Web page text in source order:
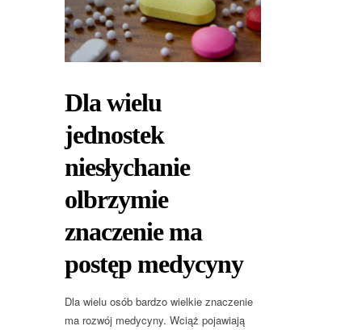
Dla wielu
jednostek
niesłychanie
olbrzymie
znaczenie ma
postęp medycyny
Dla wielu osób bardzo wielkie znaczenie
ma rozwój medycyny. Wciąż pojawiają